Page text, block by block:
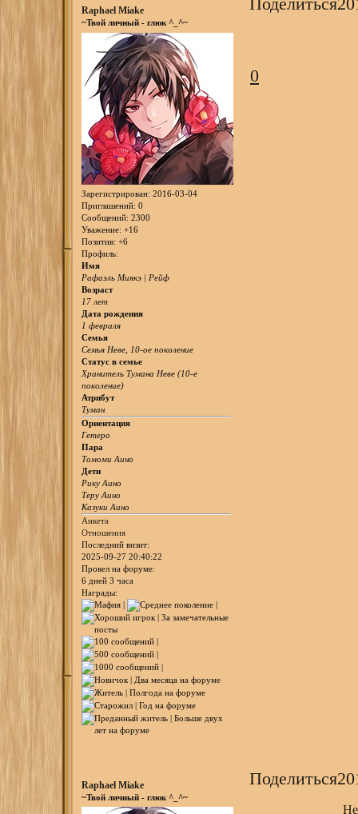
Raphael Miake
~Твой личный - глюк ^_^~
Зарегистрирован: 2016-03-04
Приглашений: 0
Сообщений: 2300
Уважение: +16
Позитив: +6
Профиль:
Имя
Рафаэль Миякэ | Рейф
Возраст
17 лет
Дата рождения
1 февраля
Семья
Семья Неве, 10-ое поколение
Статус в семье
Хранитель Тумана Неве (10-е
поколение)
Атрибут
Туман
Ориентация
Гетеро
Пара
Томоми Аино
Дети
Рику Аино
Теру Аино
Казуки Аино
Анкета
Отношения
Последний визит:
2025-09-27 20:40:22
Провел на форуме:
6 дней 3 часа
Награды:
0
Поделиться
Raphael Miake
~Твой личный - глюк ^_^~